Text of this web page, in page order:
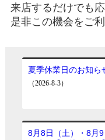
来店するだけでも
是非この機会をご